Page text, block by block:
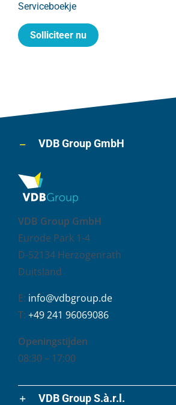
Serviceboekje
Solliciteer nu
VDB Group GmbH
VDB Group GmbH
Eurode Park 1-4
D-52134 Herzogenrath
Duitsland
E: info@vdbgroup.de
T: +49 241 96069086
Openingstijden
08:30 – 17:00
VDB Group S.à.r.l.